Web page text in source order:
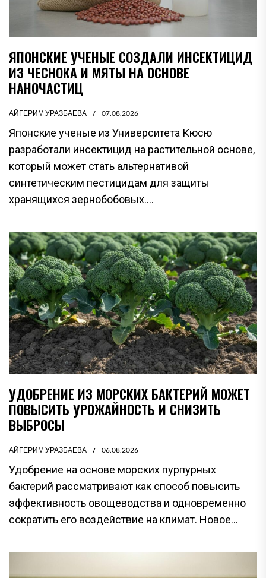
ЯПОНСКИЕ УЧЕНЫЕ СОЗДАЛИ ИНСЕКТИЦИД
ИЗ ЧЕСНОКА И МЯТЫ НА ОСНОВЕ
НАНОЧАСТИЦ
АЙГЕРИМ УРАЗБАЕВА 07.08.2026
Японские ученые из Университета Кюсю
разработали инсектицид на растительной основе,
который может стать альтернативой
синтетическим пестицидам для защиты
хранящихся зернобобовых....
УДОБРЕНИЕ ИЗ МОРСКИХ БАКТЕРИЙ МОЖЕТ
ПОВЫСИТЬ УРОЖАЙНОСТЬ И СНИЗИТЬ
ВЫБРОСЫ
АЙГЕРИМ УРАЗБАЕВА 06.08.2026
Удобрение на основе морских пурпурных
бактерий рассматривают как способ повысить
эффективность овощеводства и одновременно
сократить его воздействие на климат. Новое...